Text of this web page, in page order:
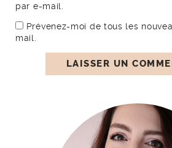
par e-mail.
Prévenez-moi de tous les
mail.